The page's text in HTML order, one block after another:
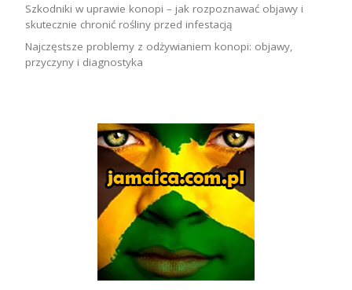
Szkodniki w uprawie konopi – jak rozpoznawać objawy i
skutecznie chronić rośliny przed infestacją
Najczęstsze problemy z odżywianiem konopi: objawy,
przyczyny i diagnostyka